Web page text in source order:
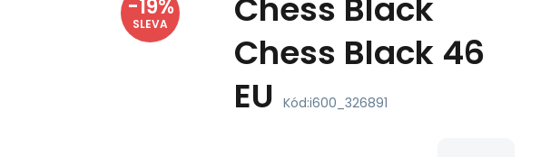
-19%
SLEVA
Chess Black
Chess Black 46
EU Kód:i600_326891